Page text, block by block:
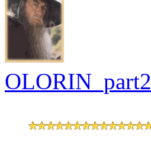
OLORIN_part2